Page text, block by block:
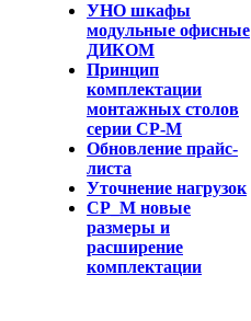
УНО шкафы
модульные офисные
ДИКОМ
Принцип
комплектации
монтажных столов
серии СР-М
Обновление прайс-
листа
Уточнение нагрузок
СР_М новые
размеры и
расширение
комплектации